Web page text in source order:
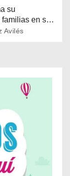
su
en su
Avilés